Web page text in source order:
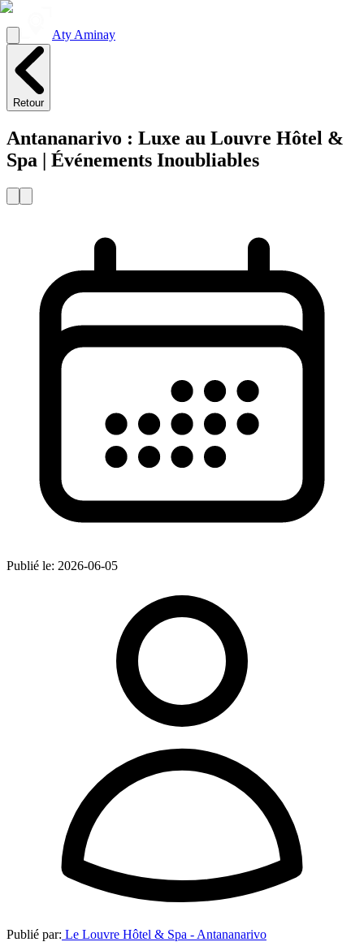
Aty Aminay
Retour
Antananarivo : Luxe au Louvre Hôtel &
Spa | Événements Inoubliables
Publié le: 2026-06-05
Publié par: Le Louvre Hôtel & Spa - Antananarivo